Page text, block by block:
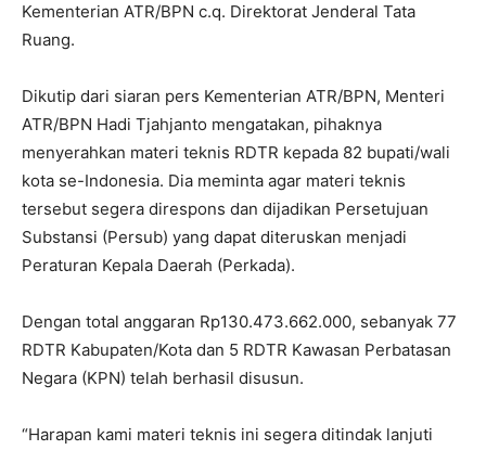
Kementerian ATR/BPN c.q. Direktorat Jenderal Tata
Ruang.
Dikutip dari siaran pers Kementerian ATR/BPN, Menteri
ATR/BPN Hadi Tjahjanto mengatakan, pihaknya
menyerahkan materi teknis RDTR kepada 82 bupati/wali
kota se-Indonesia. Dia meminta agar materi teknis
tersebut segera direspons dan dijadikan Persetujuan
Substansi (Persub) yang dapat diteruskan menjadi
Peraturan Kepala Daerah (Perkada).
Dengan total anggaran Rp130.473.662.000, sebanyak 77
RDTR Kabupaten/Kota dan 5 RDTR Kawasan Perbatasan
Negara (KPN) telah berhasil disusun.
“Harapan kami materi teknis ini segera ditindak lanjuti